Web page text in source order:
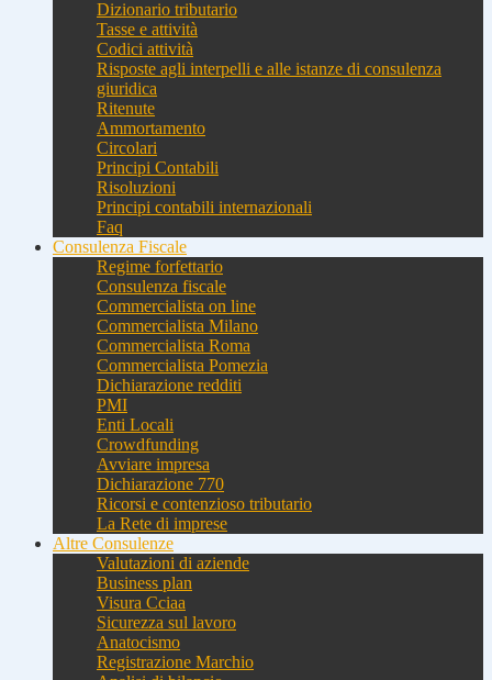
Dizionario tributario
Tasse e attività
Codici attività
Risposte agli interpelli e alle istanze di consulenza
giuridica
Ritenute
Ammortamento
Circolari
Principi Contabili
Risoluzioni
Principi contabili internazionali
Faq
Consulenza Fiscale
Regime forfettario
Consulenza fiscale
Commercialista on line
Commercialista Milano
Commercialista Roma
Commercialista Pomezia
Dichiarazione redditi
PMI
Enti Locali
Crowdfunding
Avviare impresa
Dichiarazione 770
Ricorsi e contenzioso tributario
La Rete di imprese
Altre Consulenze
Valutazioni di aziende
Business plan
Visura Cciaa
Sicurezza sul lavoro
Anatocismo
Registrazione Marchio